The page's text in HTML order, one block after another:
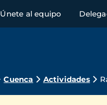
Únete al equipo
Cuenca Actividades